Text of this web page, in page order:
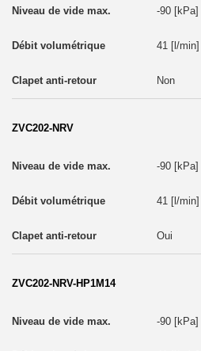
-90 [kPa]
41 [l/min]
Non
ZVC202-NRV
-90 [kPa]
41 [l/min]
Oui
ZVC202-NRV-HP1M14
-90 [kPa]